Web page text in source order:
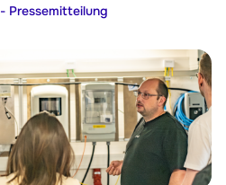
- Pressemitteilung